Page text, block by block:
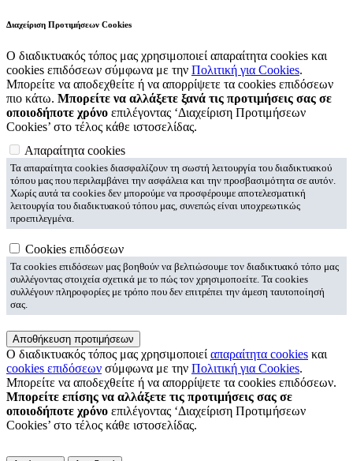
Διαχείριση Προτιμήσεων Cookies
Ο διαδικτυακός τόπος μας χρησιμοποιεί απαραίτητα cookies και
cookies επιδόσεων σύμφωνα με την Πολιτική για Cookies.
Μπορείτε να αποδεχθείτε ή να απορρίψετε τα cookies επιδόσεων
πιο κάτω. Μπορείτε να αλλάξετε ξανά τις προτιμήσεις σας σε
οποιοδήποτε χρόνο επιλέγοντας ‘Διαχείριση Προτιμήσεων
Cookies’ στο τέλος κάθε ιστοσελίδας.
Απαραίτητα cookies
Τα απαραίτητα cookies διασφαλίζουν τη σωστή λειτουργία του διαδικτυακού
τόπου μας που περιλαμβάνει την ασφάλεια και την προσβασιμότητα σε αυτόν.
Χωρίς αυτά τα cookies δεν μπορούμε να προσφέρουμε αποτελεσματική
λειτουργία του διαδικτυακού τόπου μας, συνεπώς είναι υποχρεωτικώς
προεπιλεγμένα.
Cookies επιδόσεων
Τα cookies επιδόσεων μας βοηθούν να βελτιώσουμε τον διαδικτυακό τόπο μας
συλλέγοντας στοιχεία σχετικά με το πώς τον χρησιμοποείτε. Τα cookies
συλλέγουν πληροφορίες με τρόπο που δεν επιτρέπει την άμεση ταυτοποίησή
σας.
Αποθήκευση προτιμήσεων
Ο διαδικτυακός τόπος μας χρησιμοποιεί απαραίτητα cookies και
cookies επιδόσεων σύμφωνα με την Πολιτική για Cookies.
Μπορείτε να αποδεχθείτε ή να απορρίψετε τα cookies επιδόσεων.
Μπορείτε επίσης να αλλάξετε τις προτιμήσεις σας σε
οποιοδήποτε χρόνο επιλέγοντας ‘Διαχείριση Προτιμήσεων
Cookies’ στο τέλος κάθε ιστοσελίδας.